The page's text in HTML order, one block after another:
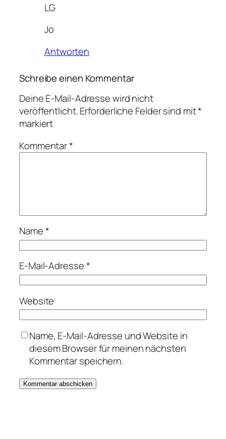
LG
Jo
Antworten
Schreibe einen Kommentar
Deine E-Mail-Adresse wird nicht
veröffentlicht.Erforderliche Felder sind mit*
markiert
Kommentar*
Name*
E-Mail-Adresse*
Website
Name, E-Mail-Adresse und Website in
diesem Browser für meinen nächsten
Kommentar speichern.